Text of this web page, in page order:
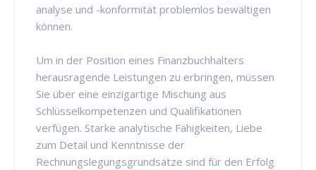
analyse und -konformität problemlos bewältigen
können.
Um in der Position eines Finanzbuchhalters
herausragende Leistungen zu erbringen, müssen
Sie über eine einzigartige Mischung aus
Schlüsselkompetenzen und Qualifikationen
verfügen. Starke analytische Fähigkeiten, Liebe
zum Detail und Kenntnisse der
Rechnungslegungsgrundsätze sind für den Erfolg